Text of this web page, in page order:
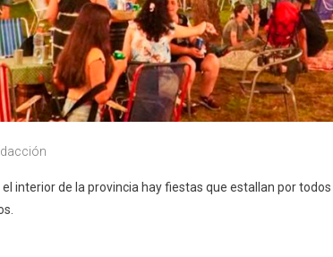
interior de la provincia hay fiestas que estallan por